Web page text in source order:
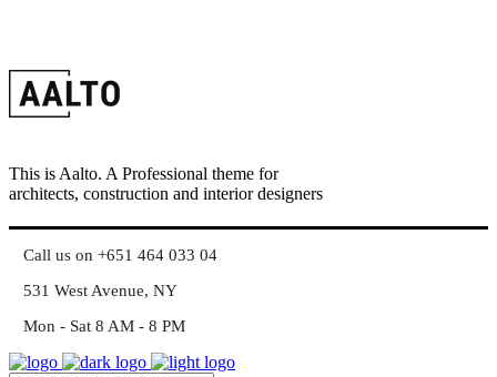
This is Aalto. A Professional theme for
architects, construction and interior designers
Call us on +651 464 033 04
531 West Avenue, NY
Mon - Sat 8 AM - 8 PM